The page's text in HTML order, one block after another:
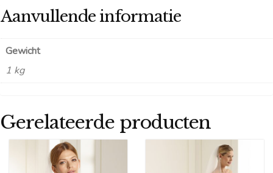
Aanvullende informatie
Gewicht
1 kg
Gerelateerde producten